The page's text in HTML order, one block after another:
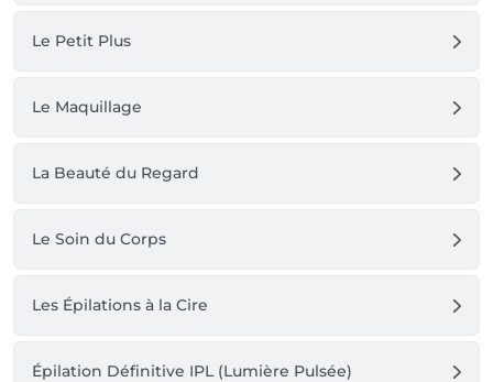
Le Petit Plus
Le Maquillage
La Beauté du Regard
Le Soin du Corps
Les Épilations à la Cire
Épilation Définitive IPL (Lumière Pulsée)